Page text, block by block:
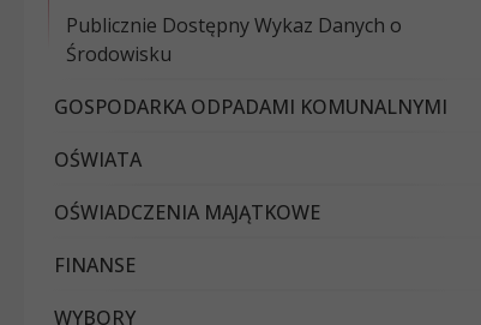
Publicznie Dostępny Wykaz Danych o
Środowisku
GOSPODARKA ODPADAMI KOMUNALNYMI
OŚWIATA
OŚWIADCZENIA MAJĄTKOWE
FINANSE
WYBORY